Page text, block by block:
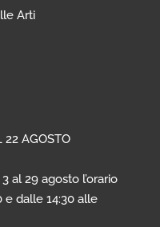
Arti
22 AGOSTO
al 29 agosto l’orario
e dalle 14:30 alle